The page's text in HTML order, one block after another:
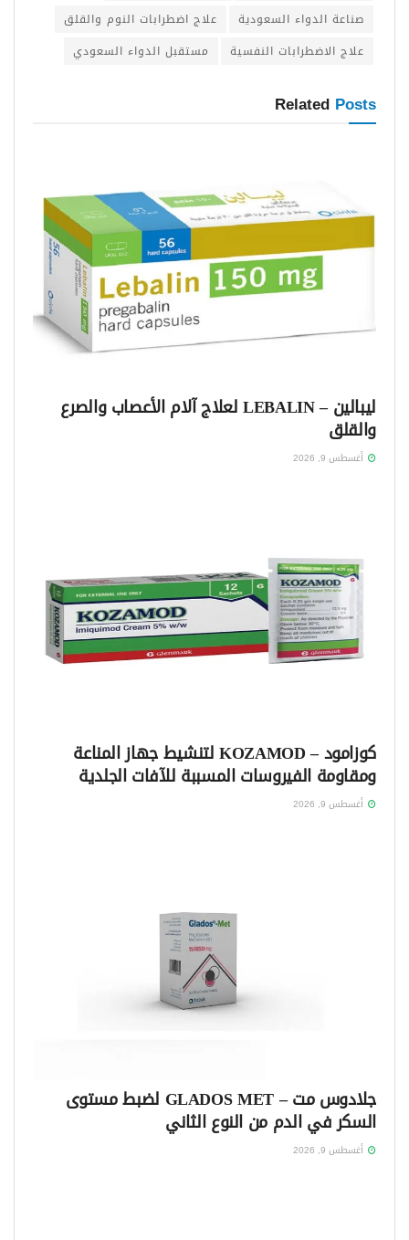
صناعة الدواء السعودية
علاج اضطرابات النوم والقلق
علاج الاضطرابات النفسية
مستقبل الدواء السعودي
Related Posts
ليبالين – LEBALIN لعلاج آلام الأعصاب والصرع
والقلق
أغسطس 9, 2026
كوزامود – KOZAMOD لتنشيط جهاز المناعة
ومقاومة الفيروسات المسببة للآفات الجلدية
أغسطس 9, 2026
جلادوس مت – GLADOS MET لضبط مستوى
السكر في الدم من النوع الثاني
أغسطس 9, 2026